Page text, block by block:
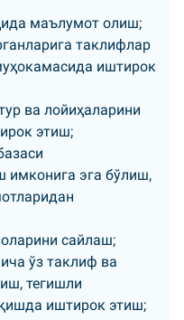
маълумот олиш;
таклифлар
иштирок
ва лойиҳаларини
этиш;
имконига эга бўлиш,
сайлаш;
ўз таклиф ва
тегишли
иштирок этиш;